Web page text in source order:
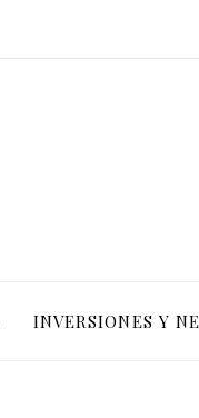
INVERSIONES Y